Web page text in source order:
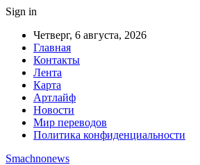
Sign in
Четверг, 6 августа, 2026
Главная
Контакты
Лента
Карта
Артлайф
Новости
Мир переводов
Политика конфиденциальности
Smachnonews